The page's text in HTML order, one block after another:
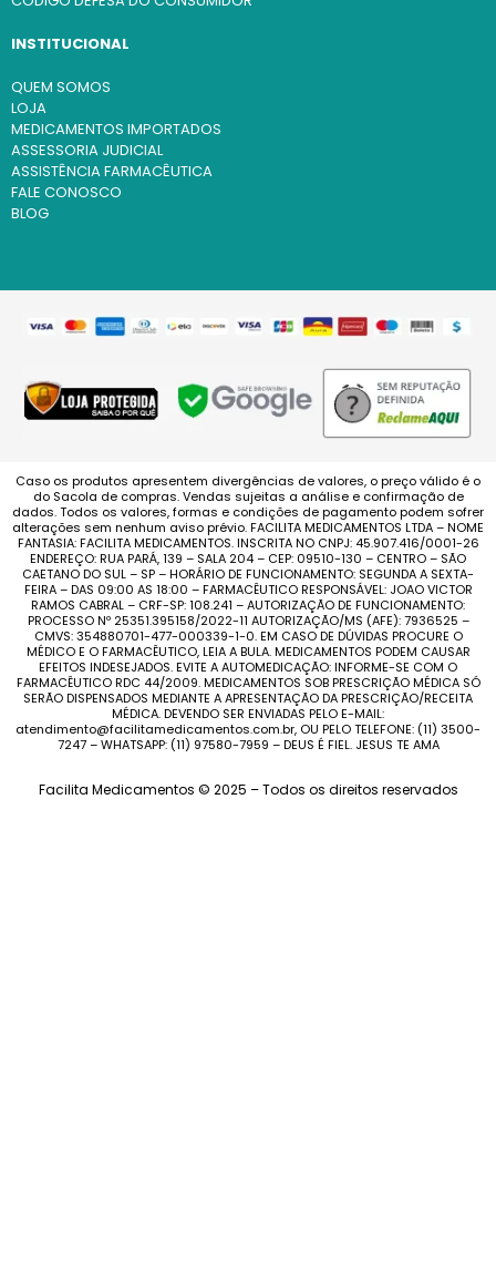
INSTITUCIONAL
QUEM SOMOS
LOJA
MEDICAMENTOS IMPORTADOS
ASSESSORIA JUDICIAL
ASSISTÊNCIA FARMACÊUTICA
FALE CONOSCO
BLOG
Caso os produtos apresentem divergências de valores, o preço válido é o
do Sacola de compras. Vendas sujeitas a análise e confirmação de
dados. Todos os valores, formas e condições de pagamento podem sofrer
alterações sem nenhum aviso prévio. FACILITA MEDICAMENTOS LTDA – NOME
FANTASIA: FACILITA MEDICAMENTOS. INSCRITA NO CNPJ: 45.907.416/0001-26
ENDEREÇO: RUA PARÁ, 139 – SALA 204 – CEP: 09510-130 – CENTRO – SÃO
CAETANO DO SUL – SP – HORÁRIO DE FUNCIONAMENTO: SEGUNDA A SEXTA-
FEIRA – DAS 09:00 AS 18:00 – FARMACÊUTICO RESPONSÁVEL: JOAO VICTOR
RAMOS CABRAL – CRF-SP: 108.241 – AUTORIZAÇÃO DE FUNCIONAMENTO:
PROCESSO Nº 25351.395158/2022-11 AUTORIZAÇÃO/MS (AFE): 7936525 –
CMVS: 354880701-477-000339-1-0. EM CASO DE DÚVIDAS PROCURE O
MÉDICO E O FARMACÊUTICO, LEIA A BULA. MEDICAMENTOS PODEM CAUSAR
EFEITOS INDESEJADOS. EVITE A AUTOMEDICAÇÃO: INFORME-SE COM O
FARMACÊUTICO RDC 44/2009. MEDICAMENTOS SOB PRESCRIÇÃO MÉDICA SÓ
SERÃO DISPENSADOS MEDIANTE A APRESENTAÇÃO DA PRESCRIÇÃO/RECEITA
MÉDICA. DEVENDO SER ENVIADAS PELO E-MAIL:
atendimento@facilitamedicamentos.com.br, OU PELO TELEFONE: (11) 3500-
7247 – WHATSAPP: (11) 97580-7959 – DEUS É FIEL. JESUS TE AMA
Facilita Medicamentos © 2025 – Todos os direitos reservados